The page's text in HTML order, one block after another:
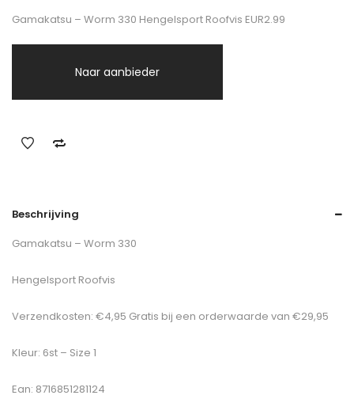
Gamakatsu – Worm 330 Hengelsport Roofvis EUR2.99
Naar aanbieder
Beschrijving
Gamakatsu – Worm 330
Hengelsport Roofvis
Verzendkosten: €4,95 Gratis bij een orderwaarde van €29,95
Kleur: 6st – Size 1
Ean: 8716851281124